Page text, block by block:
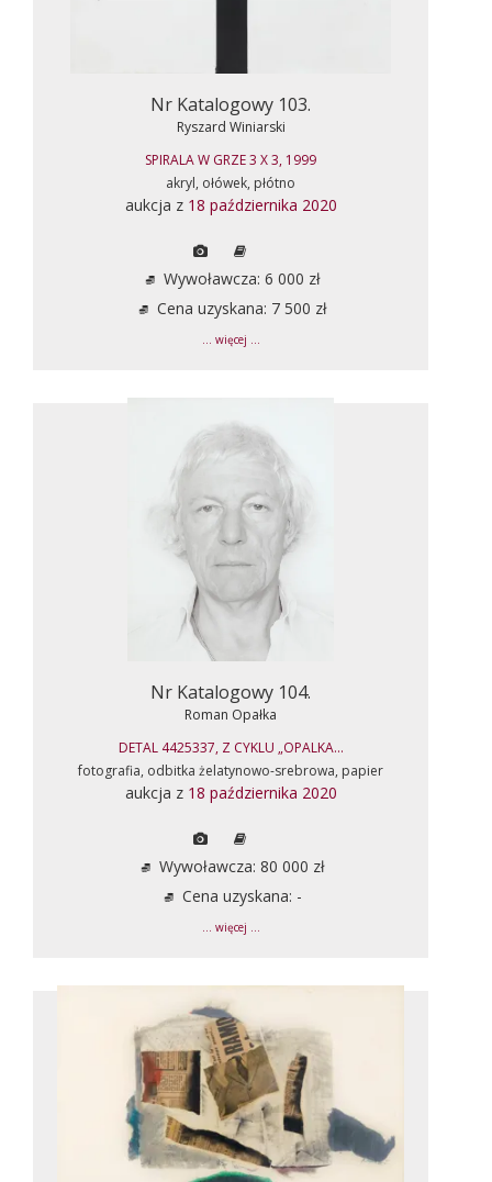
Nr Katalogowy 103.
Ryszard Winiarski
SPIRALA W GRZE 3 X 3, 1999
akryl, ołówek, płótno
aukcja z 18 października 2020
Wywoławcza: 6 000 zł
Cena uzyskana: 7 500 zł
... więcej ...
Nr Katalogowy 104.
Roman Opałka
DETAL 4425337, Z CYKLU „OPALKA...
fotografia, odbitka żelatynowo-srebrowa, papier
aukcja z 18 października 2020
Wywoławcza: 80 000 zł
Cena uzyskana: -
... więcej ...